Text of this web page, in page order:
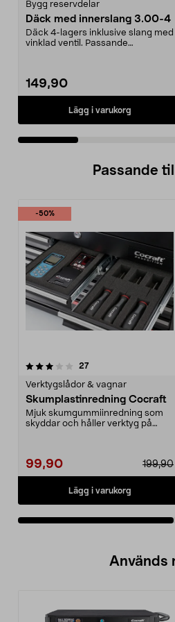
Bygg reservdelar
Däck med innerslang 3.00-4
Däck 4-lagers inklusive slang med
vinklad ventil. Passande
149,90
Lägg i varukorg
Passande
-50%
27recensioner
Verktygslådor & vagnar
Skumplastinredning Cocraft
Mjuk skumgummiinredning som
skyddar och håller verktyg på
199,90
99,90
Lägg i varukorg
4.5av 5 stjärnor
Används